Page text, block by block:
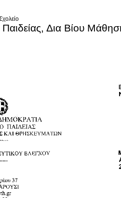
Δια Βίου